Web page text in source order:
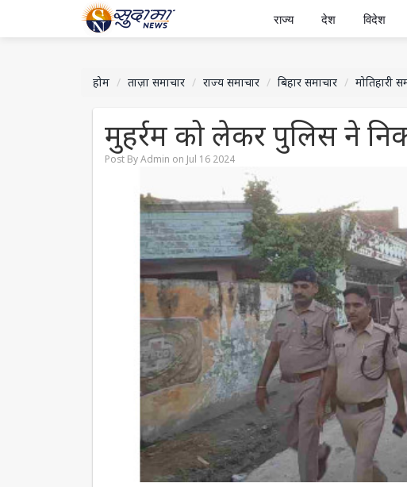
राज्य देश विदेश
होम ताज़ा समाचार राज्य समाचार बिहार समाचार मोतिहारी
मुहर्रम को लेकर पुलिस ने
Post By Admin on Jul 16 2024